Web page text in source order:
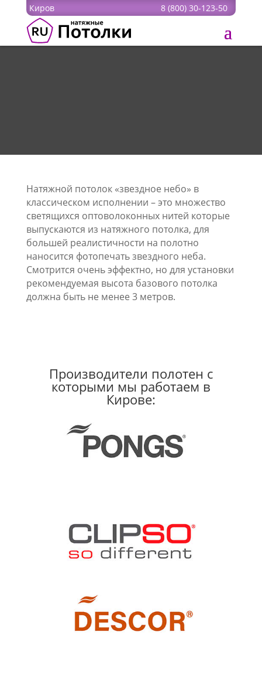
Киров 8 (800) 30-123-50
Натяжной потолок «звездное небо» в
классическом исполнении – это множество
светящихся оптоволоконных нитей которые
выпускаются из натяжного потолка, для
большей реалистичности на полотно
наносится фотопечать звездного неба.
Смотрится очень эффектно, но для установки
рекомендуемая высота базового потолка
должна быть не менее 3 метров.
Производители полотен с
которыми мы работаем в
Кирове: